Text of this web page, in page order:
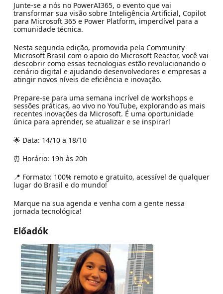
Junte-se a nós no PowerAI365, o evento que vai
transformar sua visão sobre Inteligência Artificial, Copilot
para Microsoft 365 e Power Platform, imperdível para a
comunidade técnica.
Nesta segunda edição, promovida pela Community
Microsoft Brasil com o apoio do Microsoft Reactor, você vai
descobrir como essas tecnologias estão revolucionando o
cenário digital e ajudando desenvolvedores e empresas a
atingir novos níveis de eficiência e inovação.
Prepare-se para uma semana incrível de workshops e
sessões práticas, ao vivo no YouTube, explorando as mais
recentes inovações da Microsoft. É uma oportunidade
única para aprender, se atualizar e se inspirar!
🌟 Data: 14/10 a 18/10
⏰ Horário: 19h às 20h
📍 Formato: 100% remoto e gratuito, acessível de qualquer
lugar do Brasil e do mundo!
Marque na sua agenda e venha com a gente nessa
jornada tecnológica!
Előadók